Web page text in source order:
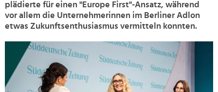
plädierte für einen "Europe First"-Ansatz, während
vor allem die Unternehmerinnen im Berliner Adlon
etwas Zukunftsenthusiasmus vermitteln konnten.